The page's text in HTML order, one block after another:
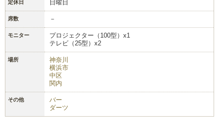
定休日 日曜日
席数 －
モニター
プロジェクター（100型）x1
テレビ（25型）x2
場所
神奈川
横浜市
中区
関内
その他
バー
ダーツ